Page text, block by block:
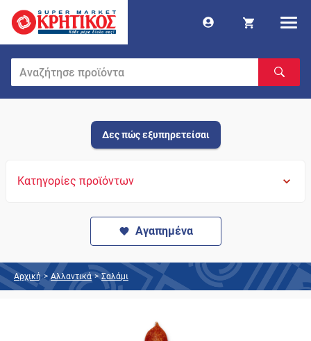
Δες πώς εξυπηρετείσαι
Κατηγορίες προϊόντων
Αγαπημένα
Αρχική > Αλλαντικά > Σαλάμι